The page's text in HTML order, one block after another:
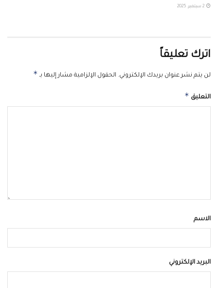
اترك تعليقاً
لن يتم نشر عنوان بريدك الإلكتروني. الحقول الإلزامية مشار إليها بـ *
التعليق *
الاسم
البريد الإلكتروني